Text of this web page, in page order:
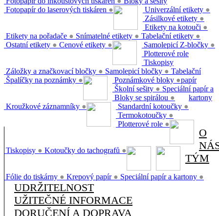
Fotopapír do laserových tiskáren ● Univerzální etikety ●
Zásilkové etikety ●
Etikety na kotouči ●
Etikety na pořadače ● Snímatelné etikety ● Tabelační etikety ●
Ostatní etikety ● Cenové etikety ● Samolepicí Z-bločky ●
Záložky a značkovací bločky ● Samolepicí bločky ●
Špalíčky na poznámky ● Poznámkové bloky ●
Školní sešity ●
Bloky se spirálou ●
Kroužkové záznamníky ●
Plotterové role
Standardní kotoučky ●
Termokotoučky ●
Plotterové role ●
Tiskopisy
Tiskopisy ● Kotoučky do tachografů ●
Tabelační
papír
Speciální papír a
kartony
Fólie do tiskárny ● Krepový papír ● Speciální papír a kartony ●
O
TÝM
UDRŽITELNOST
UŽITEČNÉ INFORMACE
DORUČENÍ A DOPRAVA